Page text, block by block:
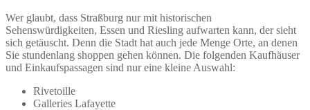
Wer glaubt, dass Straßburg nur mit historischen
Sehenswürdigkeiten, Essen und Riesling aufwarten kann, der sieht
sich getäuscht. Denn die Stadt hat auch jede Menge Orte, an denen
Sie stundenlang shoppen gehen können. Die folgenden Kaufhäuser
und Einkaufspassagen sind nur eine kleine Auswahl:
Rivetoille
Galleries Lafayette